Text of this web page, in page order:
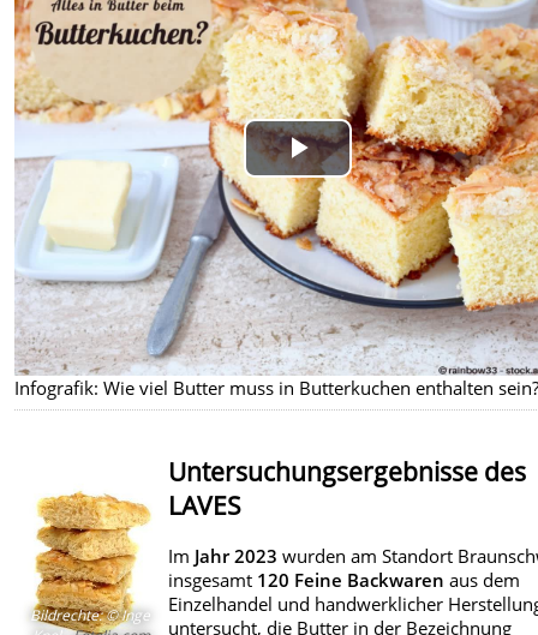
Play
Video
Infografik: Wie viel Butter muss in Butterkuchen enthalten
Bildrechte:© Inge
Untersuchungsergebnisse des
LAVES
Im Jahr 2023 wurden am Standort
insgesamt 120 Feine Backwaren aus dem
Einzelhandel und handwerklicher
untersucht, die Butter in der Bezeichnung